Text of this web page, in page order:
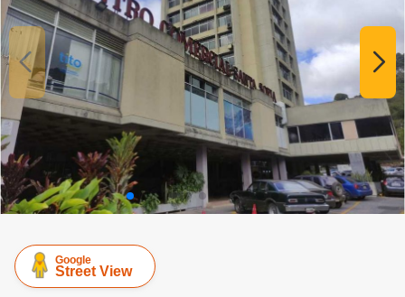
Google
Street View